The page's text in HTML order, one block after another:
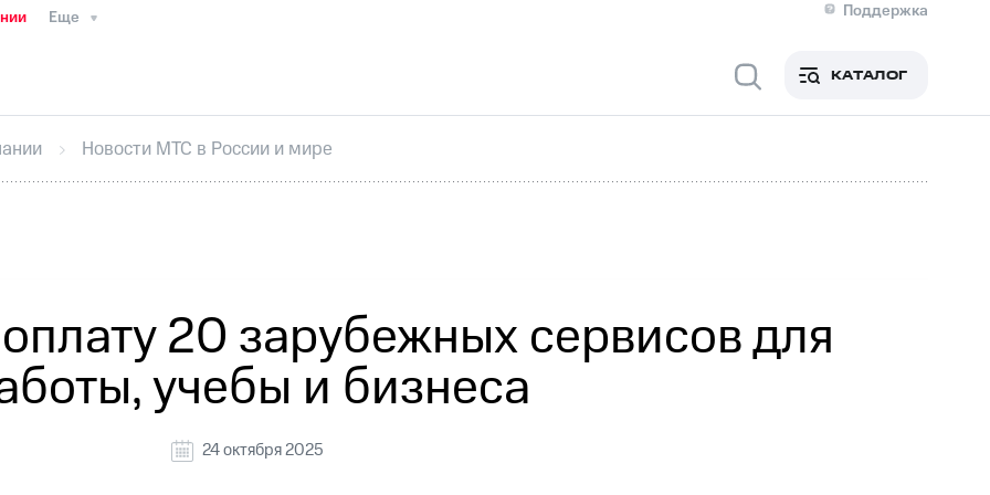
Еще
Поддержка
Медиа-центр
ИнтервьюФинансовая отчетностьКонтактыНовости в регионе
секретарьРаскрытие информации
кабинет акционераАкционерный капиталКонтроль и аудитРынок акций
КАТАЛОГ
Новости МТС в России и мире
20 зарубежных сервисов для
учебы и бизнеса
24 октября 2025